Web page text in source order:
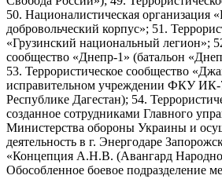
50. Националистическая организация
добровольческий корпус»; 51.
«Грузинский национальный легион»;
сообщество «Днепр-1» (батальон
53. Террористическое сообщество
исправительном учреждении ФКУ
Республике Дагестан); 54.
созданное сотрудниками Главного
Министерства обороны Украины и
деятельность в г. Энергодаре
«Концепция А.Н.В. (Авангард
Обособленное боевое подразделение